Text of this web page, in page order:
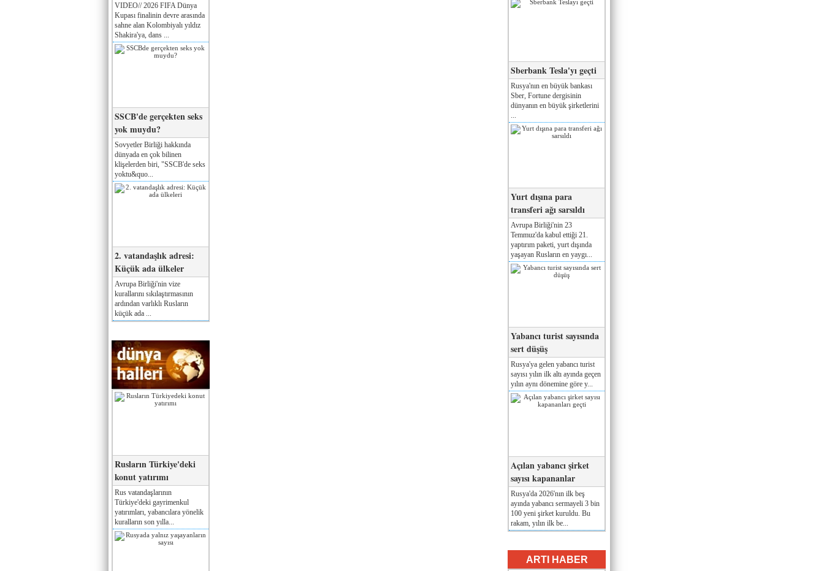
VIDEO// 2026 FIFA Dünya
Kupası finalinin devre arasında
sahne alan Kolombiyalı yıldız
Shakira'ya, dans ...
SSCB'de gerçekten seks
yok muydu?
Sovyetler Birliği hakkında
dünyada en çok bilinen
klişelerden biri, "SSCB'de seks
yoktu&quo...
2. vatandaşlık adresi:
Küçük ada ülkeler
Avrupa Birliği'nin vize
kurallarını sıkılaştırmasının
ardından varlıklı Rusların
küçük ada ...
Rusların Türkiye'deki
konut yatırımı
Rus vatandaşlarının
Türkiye'deki gayrimenkul
yatırımları, yabancılara yönelik
kuralların son yılla...
Sberbank Tesla'yı geçti
Rusya'nın en büyük bankası
Sber, Fortune dergisinin
dünyanın en büyük şirketlerini
...
Yurt dışına para
transferi ağı sarsıldı
Avrupa Birliği'nin 23
Temmuz'da kabul ettiği 21.
yaptırım paketi, yurt dışında
yaşayan Rusların en yaygı...
Yabancı turist sayısında
sert düşüş
Rusya'ya gelen yabancı turist
sayısı yılın ilk altı ayında geçen
yılın aynı dönemine göre y...
Açılan yabancı şirket
sayısı kapananlar
Rusya'da 2026'nın ilk beş
ayında yabancı sermayeli 3 bin
100 yeni şirket kuruldu. Bu
rakam, yılın ilk be...
ARTI HABER